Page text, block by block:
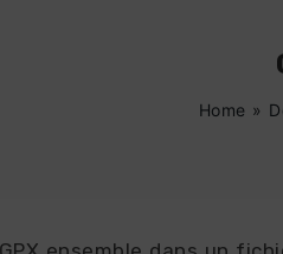
Home »